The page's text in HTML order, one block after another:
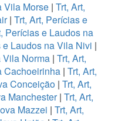
Vila Morse | Trt, Art,
| Trt, Art, Perícias e
Perícias e Laudos na
e Laudos na Vila Nivi |
Vila Norma | Trt, Art,
Cachoeirinha | Trt, Art,
Conceição| Trt, Art,
Manchester| Trt, Art,
Mazzei | Trt, Art,